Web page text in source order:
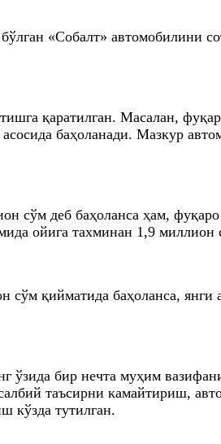
«Собалт» автомобилини
қаратилган. Масалан,
баҳоланади. Мазкур
сўм деб баҳоланса ҳам,
ойига тахминан 1,9 миллион
сўм қийматида баҳоланса,
ўзида бир нечта муҳим
таъсирни камайтириш,
кўзда тутилган.